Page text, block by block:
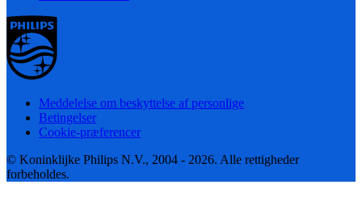
Meddelelse om beskyttelse af personlige
Betingelser
Cookie-præferencer
© Koninklijke Philips N.V., 2004 - 2026. Alle rettigheder
forbeholdes.